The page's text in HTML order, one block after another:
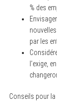
% des
par les
l’exige,
Conseils pour la